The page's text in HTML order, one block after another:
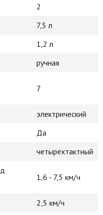
2
7,5 л
1,2 л
ручная
7
электрический
Да
четырехтактный
1,6 - 7,5 км/ч
2,5 км/ч